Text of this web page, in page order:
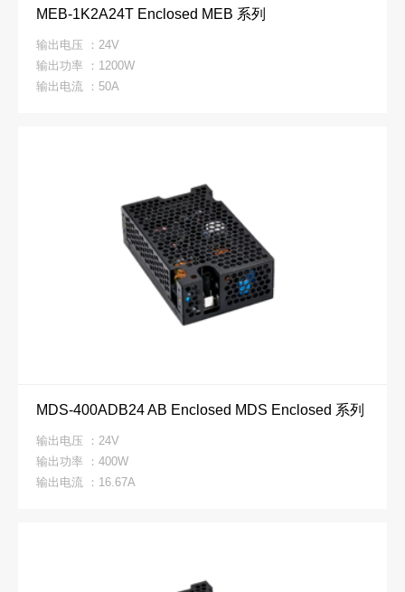
MEB-1K2A24T Enclosed MEB 系列
输出电压 ：24V
输出功率 ：1200W
输出电流 ：50A
MDS-400ADB24 AB Enclosed MDS Enclosed 系列
输出电压 ：24V
输出功率 ：400W
输出电流 ：16.67A